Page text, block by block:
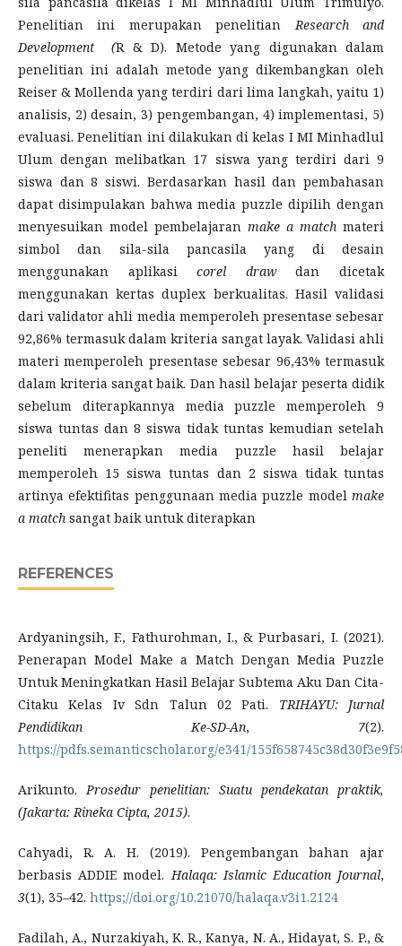
Penelitian ini merupakan penelitian Research and
Development (R & D). Metode yang digunakan dalam
penelitian ini adalah metode yang dikembangkan oleh
Reiser & Mollenda yang terdiri dari lima langkah, yaitu 1)
analisis, 2) desain, 3) pengembangan, 4) implementasi, 5)
evaluasi. Penelitian ini dilakukan di kelas I MI Minhadlul
Ulum dengan melibatkan 17 siswa yang terdiri dari 9
siswa dan 8 siswi. Berdasarkan hasil dan pembahasan
dapat disimpulakan bahwa media puzzle dipilih dengan
menyesuikan model pembelajaran make a match materi
simbol dan sila-sila pancasila yang di desain
menggunakan aplikasicorel drawdan dicetak
menggunakan kertas duplex berkualitas. Hasil validasi
dari validator ahli media memperoleh presentase sebesar
92,86% termasuk dalam kriteria sangat layak. Validasi ahli
materi memperoleh presentase sebesar 96,43% termasuk
dalam kriteria sangat baik. Dan hasil belajar peserta didik
sebelum diterapkannya media puzzle memperoleh 9
siswa tuntas dan 8 siswa tidak tuntas kemudian setelah
peneliti menerapkan media puzzle hasil belajar
memperoleh 15 siswa tuntas dan 2 siswa tidak tuntas
artinya efektifitas penggunaan media puzzle model make
a match sangat baik untuk diterapkan
REFERENCES
Ardyaningsih, F., Fathurohman, I., & Purbasari, I. (2021).
Penerapan Model Make a Match Dengan Media Puzzle
Untuk Meningkatkan Hasil Belajar Subtema Aku Dan Cita-
Citaku Kelas Iv Sdn Talun 02 Pati. TRIHAYU: Jurnal
Pendidikan Ke-SD-An, 7(2).
https://pdfs.semanticscholar.org/e341/
Arikunto. Prosedur penelitian: Suatu pendekatan praktik,
(Jakarta: Rineka Cipta, 2015).
Cahyadi, R. A. H. (2019). Pengembangan bahan ajar
berbasis ADDIE model. Halaqa: Islamic Education Journal,
3(1), 35–42. https;//doi.org/10.21070/halaqa.v3i1.2124
Fadilah, A., Nurzakiyah, K. R., Kanya, N. A., Hidayat, S. P., &